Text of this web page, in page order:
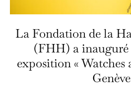
La Fondation de la
(FHH) a inauguré
exposition « Watches
Genève